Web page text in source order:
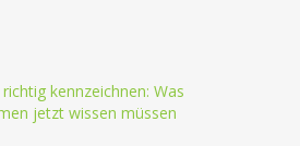
kennzeichnen: Was
jetzt wissen müssen